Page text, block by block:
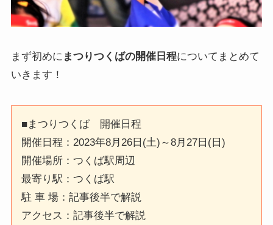
まず初めに まつりつくばの開催日程についてまとめて
いきます！
■まつりつくば 開催日程
開催日程：2023年8月26日(土)～8月27日(日)
開催場所：つくば駅周辺
最寄り駅：つくば駅
駐 車 場：記事後半で解説
アクセス：記事後半で解説